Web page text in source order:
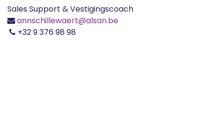
Sales Support & Vestigingscoach
annschillewaert@alsan.be
+32 9 376 98 98